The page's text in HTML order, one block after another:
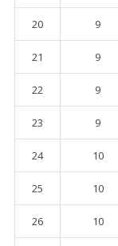
20 9
21 9
22 9
23 9
24 10
25 10
26 10